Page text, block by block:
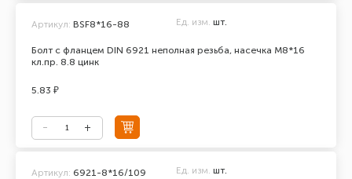
Болт с фланцем DIN 6921 неполная резьба, насечка М8*16
кл.пр. 8.8 цинк
Артикул: BSF8*16-88 Ед. изм. шт.
5.83 ₽
Артикул: 6921-8*16/109 Ед. изм. шт.